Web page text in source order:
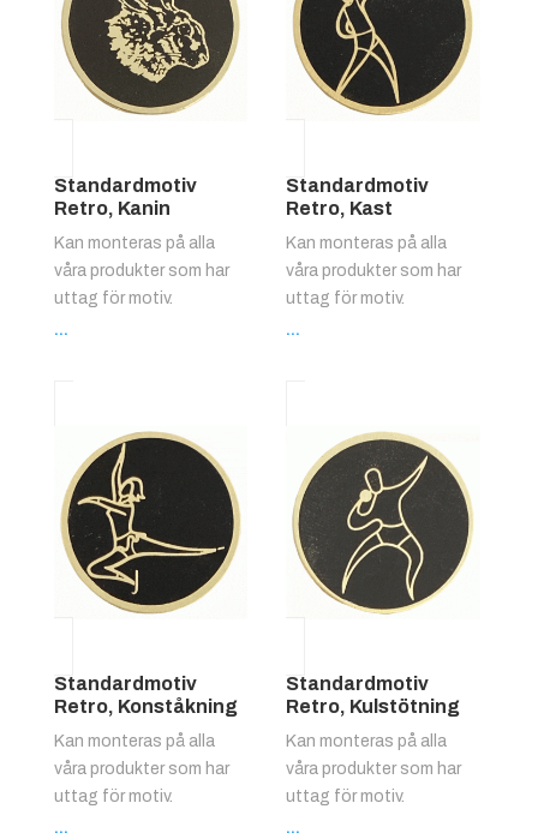
Standardmotiv
Retro, Kanin
Kan monteras på alla
våra produkter som har
uttag för motiv.
...
Standardmotiv
Retro, Kast
Kan monteras på alla
våra produkter som har
uttag för motiv.
...
Standardmotiv
Retro, Konståkning
Kan monteras på alla
våra produkter som har
uttag för motiv.
...
Standardmotiv
Retro, Kulstötning
Kan monteras på alla
våra produkter som har
uttag för motiv.
...